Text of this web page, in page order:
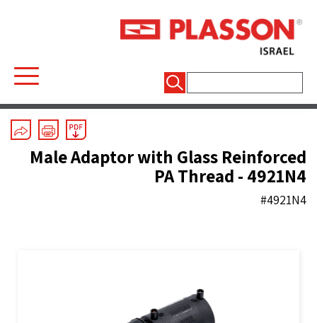
Electrofusion/Transition Fittings
Male Adaptor with Glass Reinforced
PA Thread - 4921N4
#4921N4